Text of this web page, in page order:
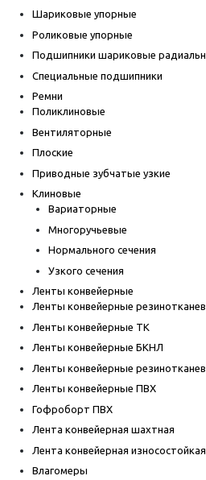
Шариковые упорные
Роликовые упорные
Подшипники шариковые
Специальные подшипники
Ремни
Поликлиновые
Вентиляторные
Плоские
Приводные зубчатые узкие
Клиновые
Вариаторные
Многоручьевые
Нормального сечения
Узкого сечения
Ленты конвейерные
Ленты конвейерные
Ленты конвейерные ТК
Ленты конвейерные БКНЛ
Ленты конвейерные
Ленты конвейерные ПВХ
Гофроборт ПВХ
Лента конвейерная шахтная
Лента конвейерная износостойкая
Влагомеры